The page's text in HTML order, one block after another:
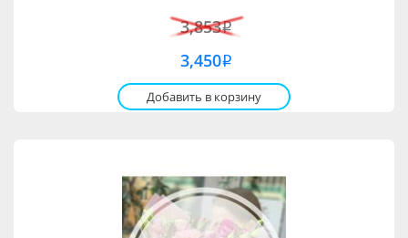
3,853i
3,450i
Добавить в корзину